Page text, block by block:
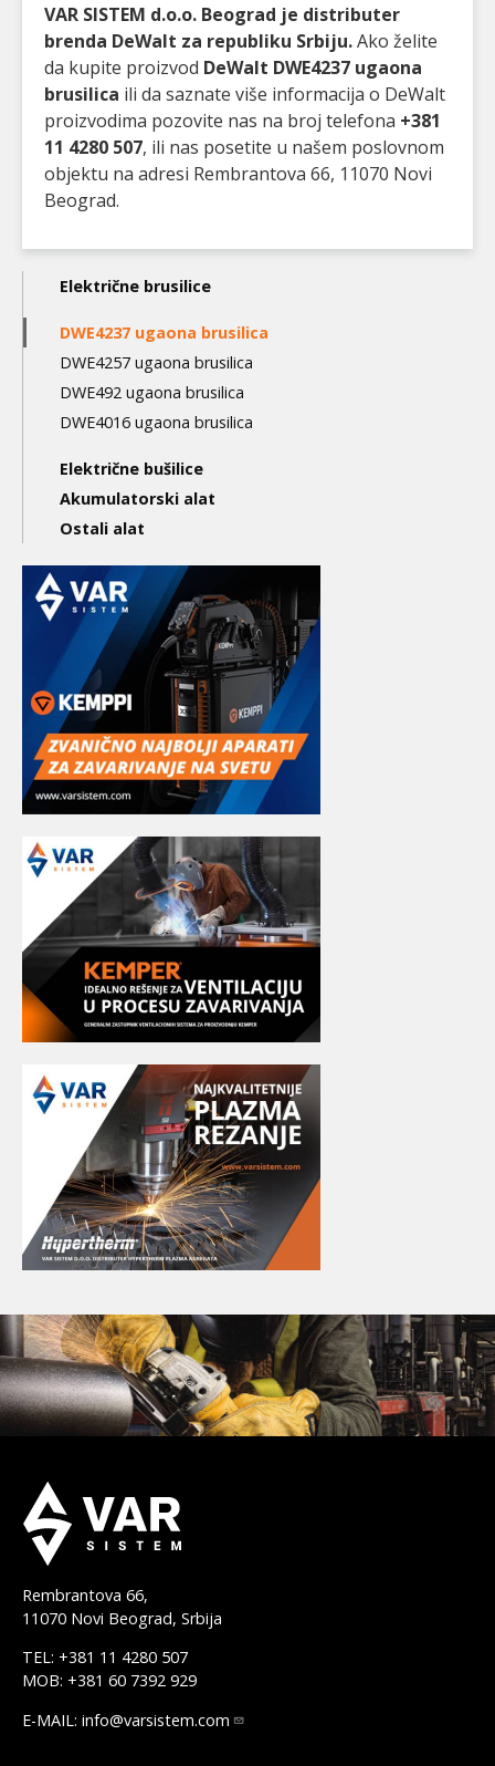
VAR SISTEM d.o.o. Beograd je distributer
brenda DeWalt za republiku Srbiju.Ako želite
da kupite proizvod DeWalt DWE4237 ugaona
brusilica ili da saznate više informacija o DeWalt
proizvodima pozovite nas na broj telefona +381
11 4280 507, ili nas posetite u našem poslovnom
objektu na adresi Rembrantova 66, 11070 Novi
Beograd.
Main
navigation
3nd
level
Električne brusilice
DWE4237 ugaona brusilica
DWE4257 ugaona brusilica
DWE492 ugaona brusilica
DWE4016 ugaona brusilica
Električne bušilice
Akumulatorski alat
Ostali alat
Rembrantova 66,
11070 Novi Beograd, Srbija
TEL: +381 11 4280 507
MOB: +381 60 7392 929
E-MAIL: info@varsistem.com